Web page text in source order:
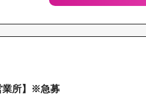
業所】※急募